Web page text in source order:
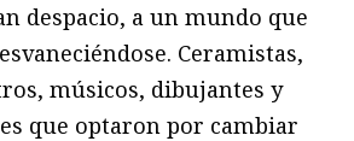
despacio, a un mundo que
Ceramistas,
músicos, dibujantes y
que optaron por cambiar